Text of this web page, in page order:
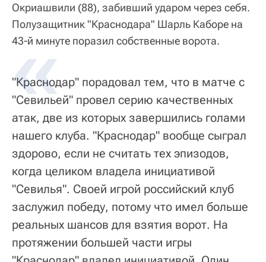
Окриашвили (88), забивший ударом через себя.
Полузащитник "Краснодара" Шарль Каборе на
43-й минуте поразил собственные ворота.
"Краснодар" порадовал тем, что в матче с
"Севильей" провел серию качественных
атак, две из которых завершились голами
нашего клуба. "Краснодар" вообще сыграл
здорово, если не считать тех эпизодов,
когда целиком владела инициативой
"Севилья". Своей игрой российский клуб
заслужил победу, потому что имел больше
реальных шансов для взятия ворот. На
протяжении большей части игры